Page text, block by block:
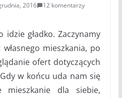
2016
12 komentarzy
idzie gładko. Zaczynamy
mieszkania, po
ofert dotyczących
w końcu uda nam się
mieszkanie dla siebie,